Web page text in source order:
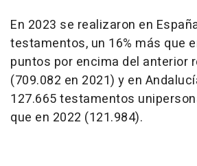
En 2023 se realizaron en
testamentos, un 16% más que
puntos por encima del anterior
(709.082 en 2021) y en
127.665 testamentos
que en 2022 (121.984).